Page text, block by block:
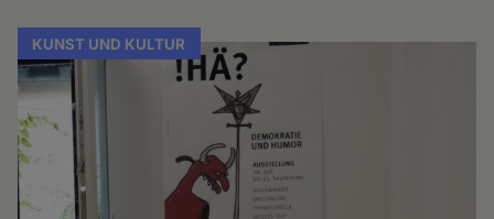
KUNST UND KULTUR